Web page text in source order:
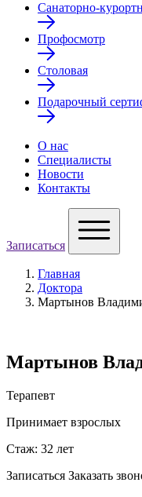
Санаторно-
Профосмотр
Столовая
Подарочный
О нас
Специалисты
Новости
Контакты
Записаться
Главная
Доктора
Мартынов
Мартынов
Терапевт
Принимает взрослых
Стаж: 32 лет
Записаться Заказать